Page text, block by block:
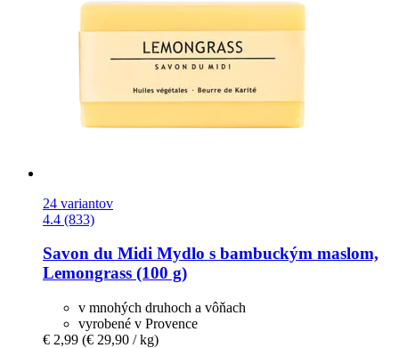
24 variantov
4.4 (833)
Savon du Midi Mydlo s bambuckým maslom,
Lemongrass (100 g)
v mnohých druhoch a vôňach
vyrobené v Provence
€ 2,99 (€ 29,90 / kg)